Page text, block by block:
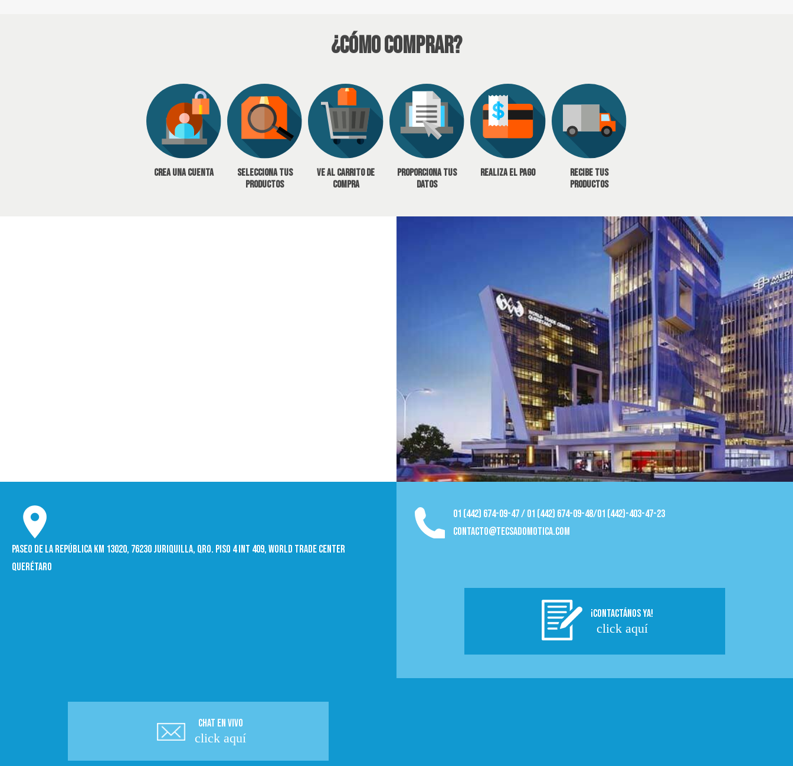
¿Cómo Comprar?
Crea una cuenta
Selecciona tus
productos
Ve al carrito de
compra
Proporciona tus
datos
Realiza el pago
Recibe tus
productos
Paseo de la República Km 13020, 76230 Juriquilla, Qro. Piso 4 int 409, World trade Center
Querétaro
01 (442) 674-09-47 / 01 (442) 674-09-48/01 (442)-403-47-23
contacto@tecsadomotica.com
¡CONTACTÁNOS YA!
click aquí
CHAT EN VIVO
click aquí